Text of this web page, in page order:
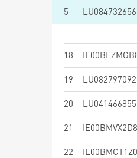
5
18
19
20
21
22